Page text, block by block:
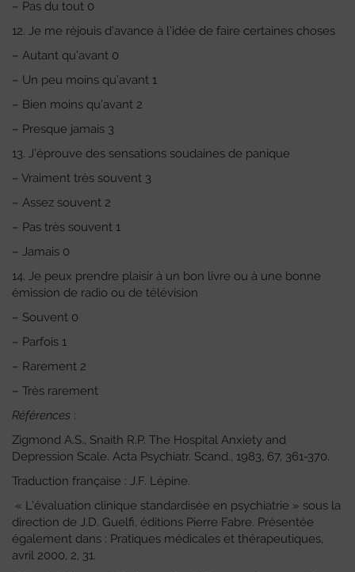
– Pas du tout 0
12. Je me réjouis d’avance à l’idée de faire certaines choses
– Autant qu’avant 0
– Un peu moins qu’avant 1
– Bien moins qu’avant 2
– Presque jamais 3
13. J’éprouve des sensations soudaines de panique
– Vraiment très souvent 3
– Assez souvent 2
– Pas très souvent 1
– Jamais 0
14. Je peux prendre plaisir à un bon livre ou à une bonne
émission de radio ou de télévision
– Souvent 0
– Parfois 1
– Rarement 2
– Très rarement
Références :
Zigmond A.S., Snaith R.P. The Hospital Anxiety and
Depression Scale. Acta Psychiatr. Scand., 1983, 67, 361-370.
Traduction française : J.F. Lépine.
« L’évaluation clinique standardisée en psychiatrie » sous la
direction de J.D. Guelfi, éditions Pierre Fabre. Présentée
également dans : Pratiques médicales et thérapeutiques,
avril 2000, 2, 31.